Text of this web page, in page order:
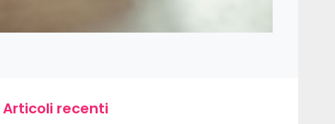
Articoli recenti